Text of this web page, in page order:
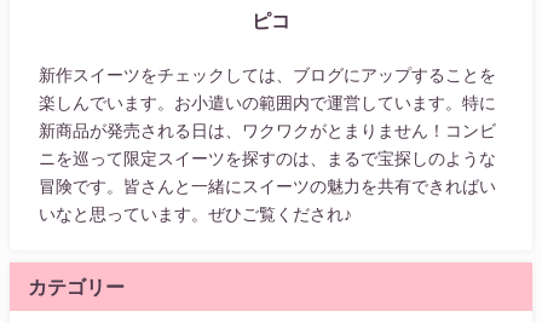
ピコ
新作スイーツをチェックしては、ブログにアップすることを
楽しんでいます。お小遣いの範囲内で運営しています。特に
新商品が発売される日は、ワクワクがとまりません！コンビ
ニを巡って限定スイーツを探すのは、まるで宝探しのような
冒険です。皆さんと一緒にスイーツの魅力を共有できればい
いなと思っています。ぜひご覧くだされ♪
カテゴリー